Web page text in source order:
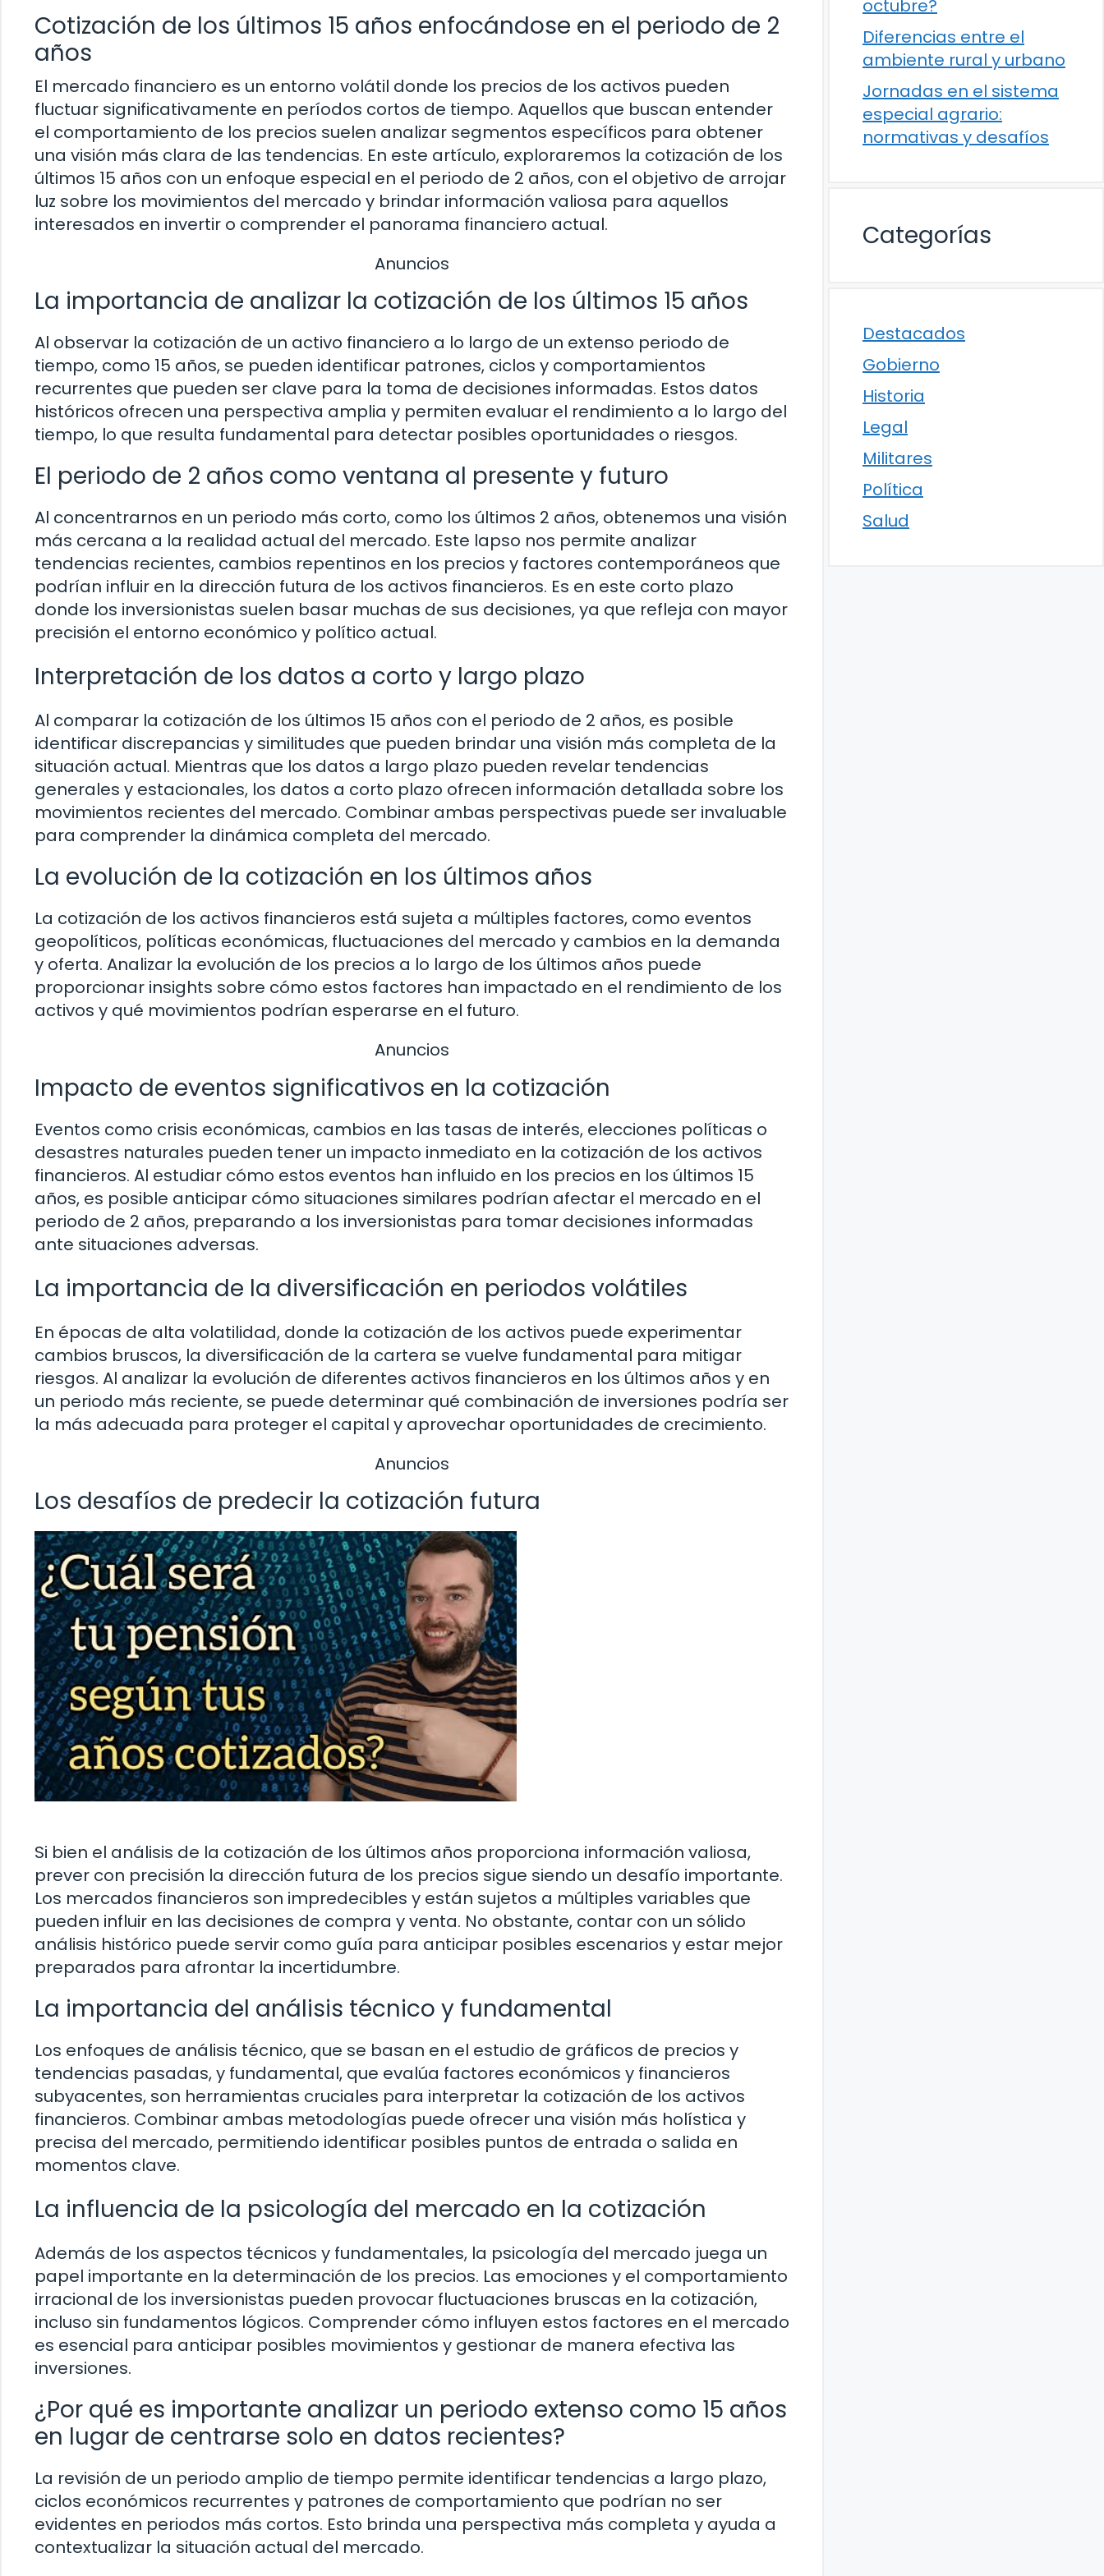
Cotización de los últimos 15 años enfocándose en el periodo de 2
años
El mercado financiero es un entorno volátil donde los precios de los activos pueden
fluctuar significativamente en períodos cortos de tiempo. Aquellos que buscan entender
el comportamiento de los precios suelen analizar segmentos específicos para obtener
una visión más clara de las tendencias. En este artículo, exploraremos la cotización de los
últimos 15 años con un enfoque especial en el periodo de 2 años, con el objetivo de arrojar
luz sobre los movimientos del mercado y brindar información valiosa para aquellos
interesados en invertir o comprender el panorama financiero actual.
Anuncios
La importancia de analizar la cotización de los últimos 15 años
Al observar la cotización de un activo financiero a lo largo de un extenso periodo de
tiempo, como 15 años, se pueden identificar patrones, ciclos y comportamientos
recurrentes que pueden ser clave para la toma de decisiones informadas. Estos datos
históricos ofrecen una perspectiva amplia y permiten evaluar el rendimiento a lo largo del
tiempo, lo que resulta fundamental para detectar posibles oportunidades o riesgos.
El periodo de 2 años como ventana al presente y futuro
Al concentrarnos en un periodo más corto, como los últimos 2 años, obtenemos una visión
más cercana a la realidad actual del mercado. Este lapso nos permite analizar
tendencias recientes, cambios repentinos en los precios y factores contemporáneos que
podrían influir en la dirección futura de los activos financieros. Es en este corto plazo
donde los inversionistas suelen basar muchas de sus decisiones, ya que refleja con mayor
precisión el entorno económico y político actual.
Interpretación de los datos a corto y largo plazo
Al comparar la cotización de los últimos 15 años con el periodo de 2 años, es posible
identificar discrepancias y similitudes que pueden brindar una visión más completa de la
situación actual. Mientras que los datos a largo plazo pueden revelar tendencias
generales y estacionales, los datos a corto plazo ofrecen información detallada sobre los
movimientos recientes del mercado. Combinar ambas perspectivas puede ser invaluable
para comprender la dinámica completa del mercado.
La evolución de la cotización en los últimos años
La cotización de los activos financieros está sujeta a múltiples factores, como eventos
geopolíticos, políticas económicas, fluctuaciones del mercado y cambios en la demanda
y oferta. Analizar la evolución de los precios a lo largo de los últimos años puede
proporcionar insights sobre cómo estos factores han impactado en el rendimiento de los
activos y qué movimientos podrían esperarse en el futuro.
Anuncios
Impacto de eventos significativos en la cotización
Eventos como crisis económicas, cambios en las tasas de interés, elecciones políticas o
desastres naturales pueden tener un impacto inmediato en la cotización de los activos
financieros. Al estudiar cómo estos eventos han influido en los precios en los últimos 15
años, es posible anticipar cómo situaciones similares podrían afectar el mercado en el
periodo de 2 años, preparando a los inversionistas para tomar decisiones informadas
ante situaciones adversas.
La importancia de la diversificación en periodos volátiles
En épocas de alta volatilidad, donde la cotización de los activos puede experimentar
cambios bruscos, la diversificación de la cartera se vuelve fundamental para mitigar
riesgos. Al analizar la evolución de diferentes activos financieros en los últimos años y en
un periodo más reciente, se puede determinar qué combinación de inversiones podría ser
la más adecuada para proteger el capital y aprovechar oportunidades de crecimiento.
Anuncios
Los desafíos de predecir la cotización futura
Si bien el análisis de la cotización de los últimos años proporciona información valiosa,
prever con precisión la dirección futura de los precios sigue siendo un desafío importante.
Los mercados financieros son impredecibles y están sujetos a múltiples variables que
pueden influir en las decisiones de compra y venta. No obstante, contar con un sólido
análisis histórico puede servir como guía para anticipar posibles escenarios y estar mejor
preparados para afrontar la incertidumbre.
La importancia del análisis técnico y fundamental
Los enfoques de análisis técnico, que se basan en el estudio de gráficos de precios y
tendencias pasadas, y fundamental, que evalúa factores económicos y financieros
subyacentes, son herramientas cruciales para interpretar la cotización de los activos
financieros. Combinar ambas metodologías puede ofrecer una visión más holística y
precisa del mercado, permitiendo identificar posibles puntos de entrada o salida en
momentos clave.
La influencia de la psicología del mercado en la cotización
Además de los aspectos técnicos y fundamentales, la psicología del mercado juega un
papel importante en la determinación de los precios. Las emociones y el comportamiento
irracional de los inversionistas pueden provocar fluctuaciones bruscas en la cotización,
incluso sin fundamentos lógicos. Comprender cómo influyen estos factores en el mercado
es esencial para anticipar posibles movimientos y gestionar de manera efectiva las
inversiones.
¿Por qué es importante analizar un periodo extenso como 15 años
en lugar de centrarse solo en datos recientes?
La revisión de un periodo amplio de tiempo permite identificar tendencias a largo plazo,
ciclos económicos recurrentes y patrones de comportamiento que podrían no ser
evidentes en periodos más cortos. Esto brinda una perspectiva más completa y ayuda a
contextualizar la situación actual del mercado.
octubre?
Diferencias entre el
ambiente rural y urbano
Jornadas en el sistema
especial agrario:
normativas y desafíos
Categorías
Destacados
Gobierno
Historia
Legal
Militares
Política
Salud